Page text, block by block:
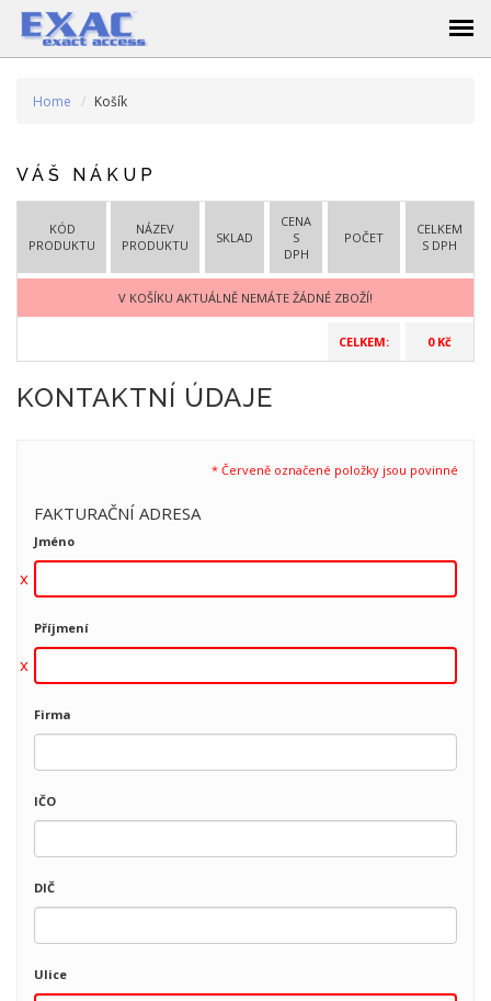
Home Košík
VÁŠ NÁKUP
KÓD
PRODUKTU
NÁZEV
PRODUKTU
SKLAD
CENA
S
DPH
POČET
CELKEM
S DPH
V KOŠÍKU AKTUÁLNĚ NEMÁTE ŽÁDNÉ ZBOŽÍ!
CELKEM: 0 Kč
KONTAKTNÍ ÚDAJE
* Červeně označené položky jsou povinné
FAKTURAČNÍ ADRESA
Jméno
Příjmení
Firma
IČO
DIČ
Ulice